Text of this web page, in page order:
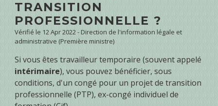
TRANSITION
PROFESSIONNELLE ?
Vérifié le 12 Apr 2022 - Direction de l'information légale et
administrative (Première ministre)
Si vous êtes travailleur temporaire (souvent appelé
intérimaire), vous pouvez bénéficier, sous
conditions, d'un congé pour un projet de transition
professionnelle (PTP), ex-congé individuel de